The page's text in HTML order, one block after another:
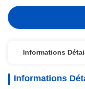
Informations
Informations